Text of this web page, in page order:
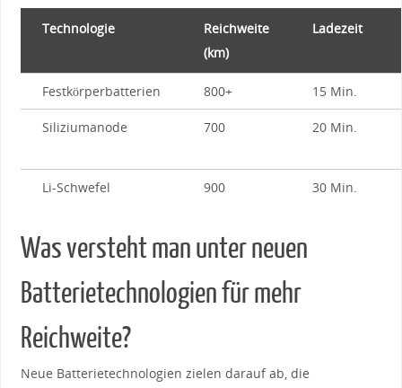
Technologie
Reichweite
(km)
Ladezeit
Festkörperbatterien 800+ 15 ‍Min.
Siliziumanode 700 20 Min.
Li-Schwefel 900 30‍ Min.
Was versteht man unter neuen⁢
Batterietechnologien für mehr⁣
Reichweite?
Neue Batterietechnologien zielen darauf ab, die